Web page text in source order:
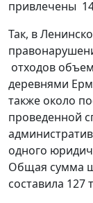
привлечены
Так, в
отходов
деревнями
также около
проведенной
одного
Общая сумма
составила 127